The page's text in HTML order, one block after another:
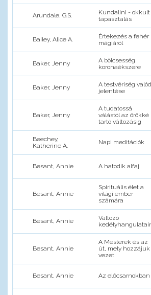
Arundale, G.S.
Kundalini - okkult
tapasztalás
Bailey, Alice A.
Értekezés a fehér
mágiáról
Baker, Jenny
A bölcsesség
koronaékszere
Baker, Jenny
A testvériség
jelentése
Baker, Jenny
A tudatossá
válástól az örökké
tartó változásig
Beechey,
Katherine A.
Napi meditációk
Besant, Annie A hatodik alfaj
Besant, Annie
Spirituális élet a
világi ember
számára
Besant, Annie
Változó
Besant, Annie
A Mesterek és az
út, mely hozzájuk
vezet
Besant, Annie Az előcsarnokban